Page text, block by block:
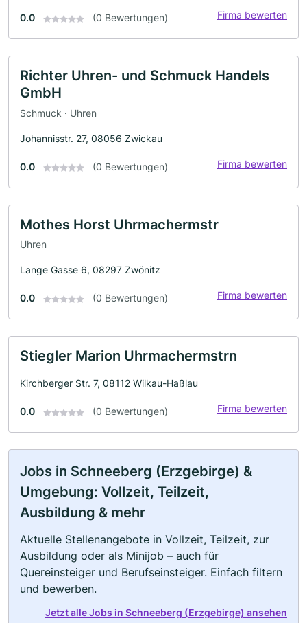
0.0 (0 Bewertungen) Firma bewerten
Richter Uhren- und Schmuck Handels
GmbH
Schmuck · Uhren
Johannisstr. 27, 08056 Zwickau
0.0 (0 Bewertungen) Firma bewerten
Mothes Horst Uhrmachermstr
Uhren
Lange Gasse 6, 08297 Zwönitz
0.0 (0 Bewertungen) Firma bewerten
Stiegler Marion Uhrmachermstrn
Kirchberger Str. 7, 08112 Wilkau-Haßlau
0.0 (0 Bewertungen) Firma bewerten
Jobs in Schneeberg (Erzgebirge) &
Umgebung: Vollzeit, Teilzeit,
Ausbildung & mehr
Aktuelle Stellenangebote in Vollzeit, Teilzeit, zur
Ausbildung oder als Minijob – auch für
Quereinsteiger und Berufseinsteiger. Einfach filtern
und bewerben.
Jetzt alle Jobs in Schneeberg (Erzgebirge) ansehen